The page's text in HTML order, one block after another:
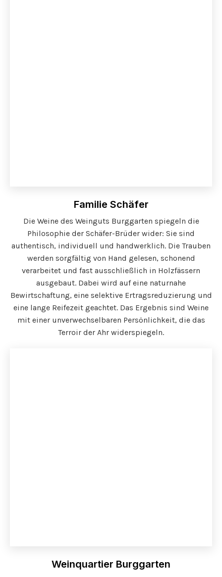
Familie Schäfer
Die Weine des Weinguts Burggarten spiegeln die
Philosophie der Schäfer-Brüder wider: Sie sind
authentisch, individuell und handwerklich. Die Trauben
werden sorgfältig von Hand gelesen, schonend
verarbeitet und fast ausschließlich in Holzfässern
ausgebaut. Dabei wird auf eine naturnahe
Bewirtschaftung, eine selektive Ertragsreduzierung und
eine lange Reifezeit geachtet. Das Ergebnis sind Weine
mit einer unverwechselbaren Persönlichkeit, die das
Terroir der Ahr widerspiegeln.
Weinquartier Burggarten